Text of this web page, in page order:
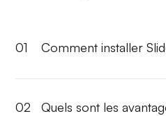
01 Comment installer
02
Quels sont les